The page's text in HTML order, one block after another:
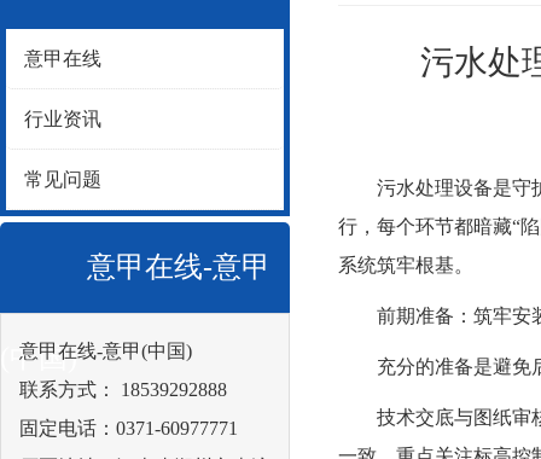
意甲在线
行业资讯
常见问题
意甲在线-意甲
(中国)
意甲在线-意甲(中国)
联系方式： 18539292888
固定电话：0371-60977771
污水处
污水处理设备是守护
行，每个环节都暗藏“
系统筑牢根基。
前期准备：筑牢安
充分的准备是避免后
技术交底与图纸审核